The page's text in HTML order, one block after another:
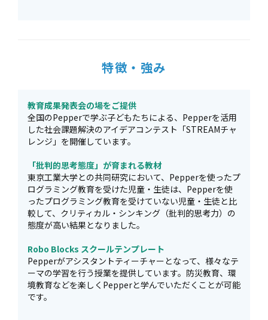
特徴・強み
教育成果発表会の場をご提供
全国のPepperで学ぶ子どもたちによる、Pepperを活用
した社会課題解決のアイデアコンテスト「STREAMチャ
レンジ」を開催しています。
「批判的思考態度」が育まれる教材
東京工業大学との共同研究において、Pepperを使ったプ
ログラミング教育を受けた児童・生徒は、Pepperを使
ったプログラミング教育を受けていない児童・生徒と比
較して、クリティカル・シンキング（批判的思考力）の
態度が高い結果となりました。
Robo Blocks スクールテンプレート
Pepperがアシスタントティーチャーとなって、様々なテ
ーマの学習を行う授業を提供しています。防災教育、環
境教育などを楽しくPepperと学んでいただくことが可能
です。